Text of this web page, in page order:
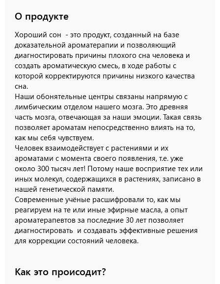
О продукте
Хороший сон - это продукт, созданный на базе
доказательной ароматерапии и позволяющий
диагностировать причины плохого сна человека и
создать ароматическую смесь, в ходе работы с
которой корректируются причины низкого качества
сна.
Наши обонятельные центры связаны напрямую с
лимбическим отделом нашего мозга. Это древняя
часть мозга, отвечающая за наши эмоции. Такая связь
позволяет ароматам непосредственно влиять на то,
как мы себя чувствуем.
Человек взаимодействует с растениями и их
ароматами с момента своего появления, т.е. уже
около 300 тысяч лет! Потому наше восприятие тех или
иных молекул, содержащихся в растениях, записано в
нашей генетической памяти.
Современные учёные расшифровали то, как мы
реагируем на те или иные эфирные масла, а опыт
ароматерапевтов за последние 30 лет позволяет
диагностировать и создавать эффективные решения
для коррекции состояний человека.
Как это происодит?